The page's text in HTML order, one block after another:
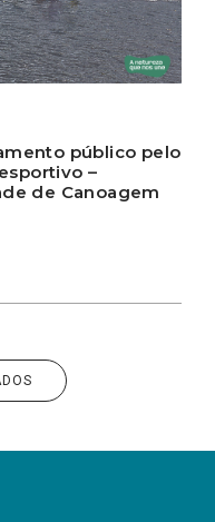
público pelo
–
de Canoagem